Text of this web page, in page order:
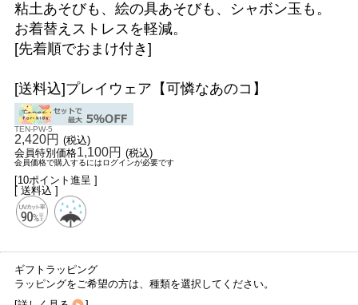
粘土あそびも、絵の具あそびも、シャボン玉も。
お着替えストレスを軽減。
[先着順でおまけ付き]
[送料込]プレイウェア【可憐なあのコ】
TEN-PW-5
2,420円 (税込)
会員特別価格1,100円 (税込)
会員価格で購入するにはログインが必要です
[10ポイント進呈 ]
[ 送料込 ]
ギフトラッピング
ラッピングをご希望の方は、種類を選択してください。